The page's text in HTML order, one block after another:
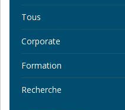
Tous
Corporate
Formation
Recherche